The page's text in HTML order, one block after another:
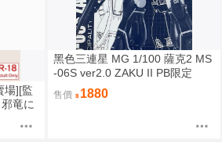
場][監
竜に
黑色三連星 MG 1/100 薩克2 MS
-06S ver2.0 ZAKU II PB限定
售價 1880